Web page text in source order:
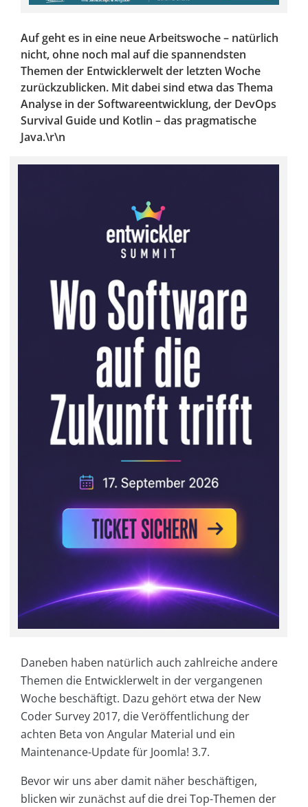
Auf geht es in eine neue Arbeitswoche – natürlich
nicht, ohne noch mal auf die spannendsten
Themen der Entwicklerwelt der letzten Woche
zurückzublicken. Mit dabei sind etwa das Thema
Analyse in der Softwareentwicklung, der DevOps
Survival Guide und Kotlin – das pragmatische
Java.\r\n
Daneben haben natürlich auch zahlreiche andere
Themen die Entwicklerwelt in der vergangenen
Woche beschäftigt. Dazu gehört etwa der New
Coder Survey 2017, die Veröffentlichung der
achten Beta von Angular Material und ein
Maintenance-Update für Joomla! 3.7.
Bevor wir uns aber damit näher beschäftigen,
blicken wir zunächst auf die drei Top-Themen der